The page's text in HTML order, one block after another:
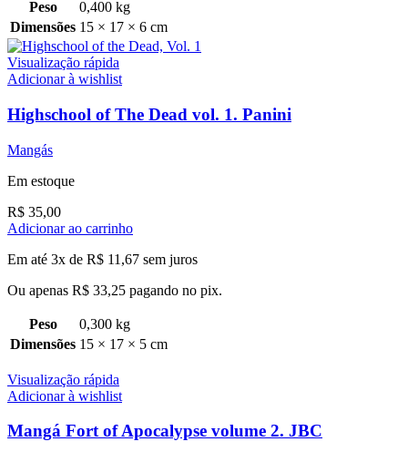
Peso
0,400 kg
Dimensões 15 × 17 × 6 cm
Visualização rápida
Adicionar à wishlist
Highschool of The Dead vol. 1. Panini
Mangás
Em estoque
R$ 35,00
Adicionar ao carrinho
Em até 3x de R$ 11,67 sem juros
Ou apenas R$ 33,25 pagando no pix.
Peso
0,300 kg
Dimensões 15 × 17 × 5 cm
Visualização rápida
Adicionar à wishlist
Mangá Fort of Apocalypse volume 2. JBC